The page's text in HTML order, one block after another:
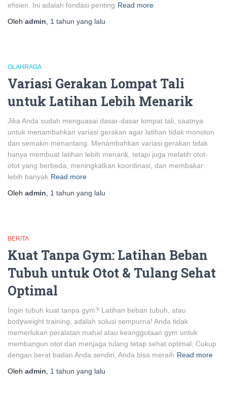
efisien. Ini adalah fondasi penting Read more
Oleh admin 1 tahun yang lalu
OLAHRAGA
Variasi Gerakan Lompat Tali
untuk Latihan Lebih Menarik
Jika Anda sudah menguasai dasar-dasar lompat tali, saatnya
untuk menambahkan variasi gerakan agar latihan tidak monoton
dan semakin menantang. Menambahkan variasi gerakan tidak
hanya membuat latihan lebih menarik, tetapi juga melatih otot-
otot yang berbeda, meningkatkan koordinasi, dan membakar
lebih banyak Read more
Oleh admin 1 tahun yang lalu
BERITA
Kuat Tanpa Gym: Latihan Beban
Tubuh untuk Otot & Tulang Sehat
Optimal
Ingin tubuh kuat tanpa gym? Latihan beban tubuh, atau
bodyweight training, adalah solusi sempurna! Anda tidak
memerlukan peralatan mahal atau keanggotaan gym untuk
membangun otot dan menjaga tulang tetap sehat optimal. Cukup
dengan berat badan Anda sendiri, Anda bisa meraih Read more
Oleh admin 1 tahun yang lalu